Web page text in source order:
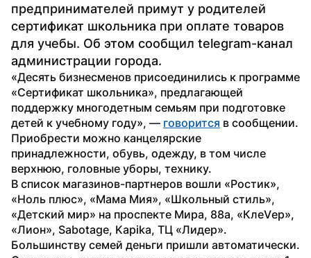
предпринимателей примут у родителей
сертификат школьника при оплате товаров
для учебы. Об этом сообщил telegram-канал
администрации города.
«Десять бизнесменов присоединились к программе
«Сертификат школьника», предлагающей
поддержку многодетным семьям при подготовке
детей к учебному году», — говорится в сообщении.
Приобрести можно канцелярские
принадлежности, обувь, одежду, в том числе
верхнюю, головные уборы, технику.
В список магазинов-партнеров вошли «Ростик»,
«Ноль плюс», «Мама Мия», «Школьный стиль»,
«Детский мир» на проспекте Мира, 88а, «КлеVер»,
«Лион», Sabotage, Kapika, ТЦ «Лидер».
Большинству семей деньги пришли автоматически.